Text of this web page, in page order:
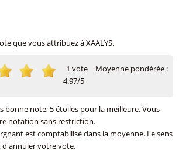
que vous attribuez à XAALYS.
1 vote
Moyenne pondérée :
4.97/5
bonne note, 5 étoiles pour la meilleure. Vous
notation sans restriction.
est comptabilisé dans la moyenne. Le sens
votre vote.